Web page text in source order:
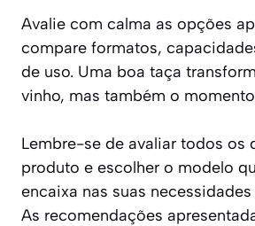
Avalie com calma as opções
compare formatos,
de uso. Uma boa taça
vinho, mas também o
Lembre-se de avaliar todos os
produto e escolher o modelo
encaixa nas suas
As recomendações